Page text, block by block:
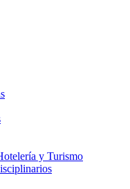
y Turismo